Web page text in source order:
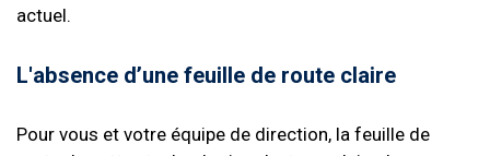
actuel.
L'absence d’une feuille de route claire
Pour vous et votre équipe de direction, la feuille de